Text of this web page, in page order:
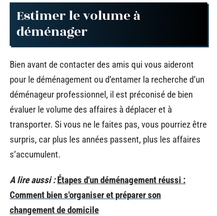
Estimer le volume à
déménager
Bien avant de contacter des amis qui vous aideront
pour le déménagement ou d’entamer la recherche d’un
déménageur professionnel, il est préconisé de bien
évaluer le volume des affaires à déplacer et à
transporter. Si vous ne le faites pas, vous pourriez être
surpris, car plus les années passent, plus les affaires
s’accumulent.
A lire aussi : Étapes d'un déménagement réussi :
Comment bien s'organiser et préparer son
changement de domicile